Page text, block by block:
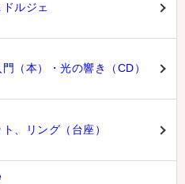
ルジェ
（本）・光の響き（CD）
、リング（台座）